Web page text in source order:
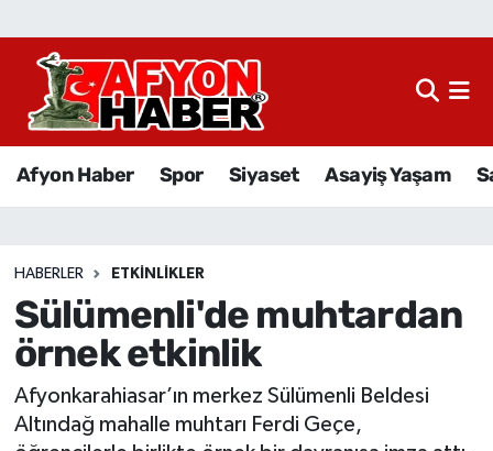
Afyon Haber Spor Siyaset Asayiş Yaşam
HABERLER ETKINLIKLER
Sülümenli'de muhtardan
örnek etkinlik
Afyonkarahiasar’ın merkez Sülümenli Beldesi
Altındağ mahalle muhtarı Ferdi Geçe,
Afyon Haber
Sağlık
Eğitim
Sivil Toplum